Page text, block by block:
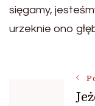
sięgamy,
urzeknie ono